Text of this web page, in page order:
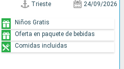
Trieste 24/09/2026
Niños Gratis
Oferta en paquete de bebidas
Comidas incluidas